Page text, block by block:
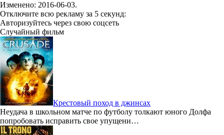
Изменено: 2016-06-03.
Отключите всю рекламу за 5 секунд:
Авторизуйтесь через свою соцсеть
Случайный фильм
Крестовый поход в джинсах
Неудача в школьном матче по футболу толкают юного Долфа
попробовать исправить свое упущени…